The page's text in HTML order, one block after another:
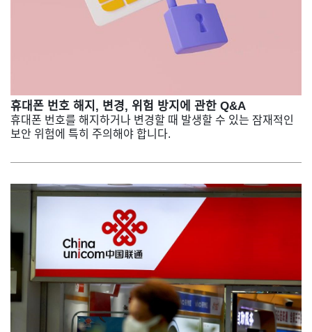
휴대폰 번호 해지, 변경, 위험 방지에 관한 Q&A
휴대폰 번호를 해지하거나 변경할 때 발생할 수 있는 잠재적인
보안 위험에 특히 주의해야 합니다.